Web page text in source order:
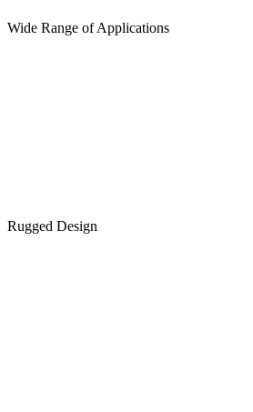
Wide Range of Applications
Rugged Design